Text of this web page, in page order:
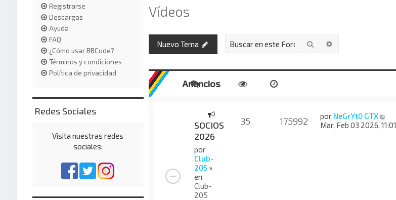
Vídeos
Nuevo Tema Buscar
Anuncios
SOCIOS
2026
por
Club-
205 »
en
Club-
205
35 175992 por NeGrYt0 GTX
Mar, Feb 03 2026, 11:01
Registrarse
Descargas
Ayuda
FAQ
¿Cómo usar BBCode?
Términos y condiciones
Política de privacidad
Redes Sociales
Visita nuestras redes
sociales: